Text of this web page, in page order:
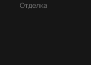
Отделка